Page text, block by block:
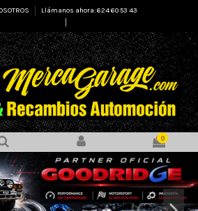
Llámanos ahora: 624 60 53 43
0